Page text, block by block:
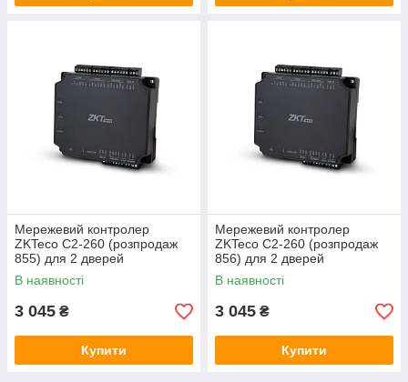
Мережевий контролер
ZKTeco C2-260 (розпродаж
855) для 2 дверей
В наявності
3 045 ₴
Купити
Мережевий контролер
ZKTeco C2-260 (розпродаж
856) для 2 дверей
В наявності
3 045 ₴
Купити